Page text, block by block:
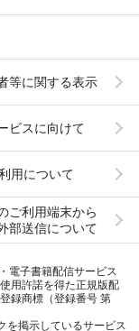
等に関する表示
ビスに向けて
用について
ご利用端末から
部送信について
電子書籍配信サービス
用許諾を得た正規版配
録商標（登録番号 第
を掲示しているサービス